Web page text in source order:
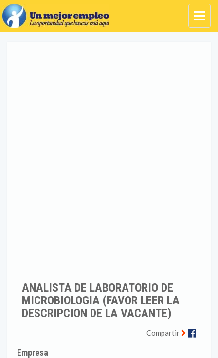
ANALISTA DE LABORATORIO DE
MICROBIOLOGIA (FAVOR LEER LA
DESCRIPCION DE LA VACANTE)
Compartir
Empresa